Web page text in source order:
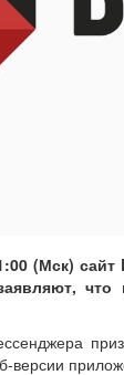
(Мск)
что
версии